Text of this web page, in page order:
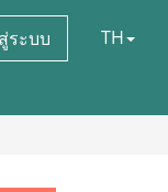
ระบบ TH